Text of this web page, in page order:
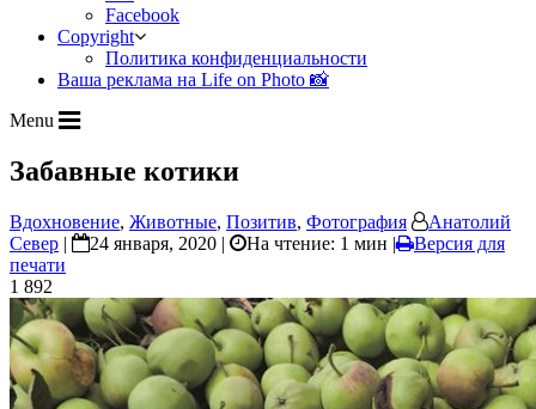
Facebook
Copyright
Политика конфиденциальности
Ваша реклама на Life on Photo 📸
Menu
Забавные котики
Вдохновение, Животные, Позитив, Фотография
Анатолий
Север | 24 января, 2020 | На чтение: 1 мин |
Версия для
печати
1 892